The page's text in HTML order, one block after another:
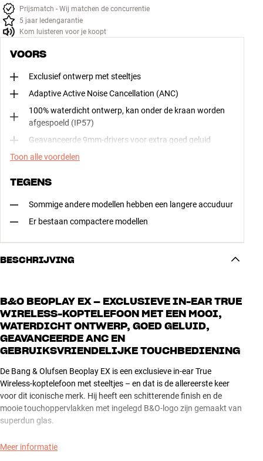
Prijsmatch - Wij matchen de concurrentie
5 jaar ledengarantie
Kom luisteren voor je koopt
VOORS
Exclusief ontwerp met steeltjes
Adaptive Active Noise Cancellation (ANC)
100% waterdicht ontwerp, kan onder de kraan worden
afgespoeld (IP57)
Geavanceerde 9mm-drivers voor extra goed geluid
Toon alle voordelen
TEGENS
Sommige andere modellen hebben een langere accuduur
Er bestaan compactere modellen
BESCHRIJVING
B&O BEOPLAY EX – EXCLUSIEVE IN-EAR TRUE
WIRELESS-KOPTELEFOON MET EEN MOOI,
WATERDICHT ONTWERP, GOED GELUID,
GEAVANCEERDE ANC EN
GEBRUIKSVRIENDELIJKE TOUCHBEDIENING
De Bang & Olufsen Beoplay EX is een exclusieve in-ear True
Wireless-koptelefoon met steeltjes – en dat is de allereerste keer
voor dit iconische merk. Hij heeft een schitterende finish en de
mooie touchoppervlakken met ingelegd B&O-logo zijn gemaakt van
superdun glas.
De extra grote drivers geven een indrukwekkende geluidskwaliteit
Meer informatie